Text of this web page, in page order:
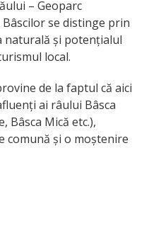
– Geoparc
se distinge prin
naturală și potențialul
local.
de la faptul că aici
ai râului Bâsca
Bâsca Mică etc.),
comună și o moștenire